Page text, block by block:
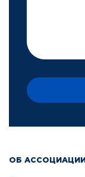
ОБ АССОЦИАЦИИ